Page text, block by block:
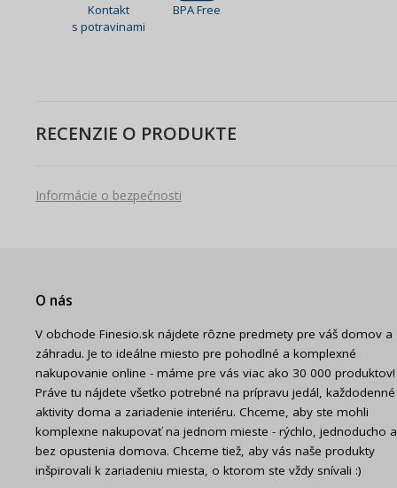
Kontakt
s potravinami
BPA Free
RECENZIE O PRODUKTE
Informácie o bezpečnosti
O nás
V obchode Finesio.sk nájdete rôzne predmety pre váš domov a
záhradu. Je to ideálne miesto pre pohodlné a komplexné
nakupovanie online - máme pre vás viac ako 30 000 produktov!
Práve tu nájdete všetko potrebné na prípravu jedál, každodenné
aktivity doma a zariadenie interiéru. Chceme, aby ste mohli
komplexne nakupovať na jednom mieste - rýchlo, jednoducho a
bez opustenia domova. Chceme tiež, aby vás naše produkty
inšpirovali k zariadeniu miesta, o ktorom ste vždy snívali :)